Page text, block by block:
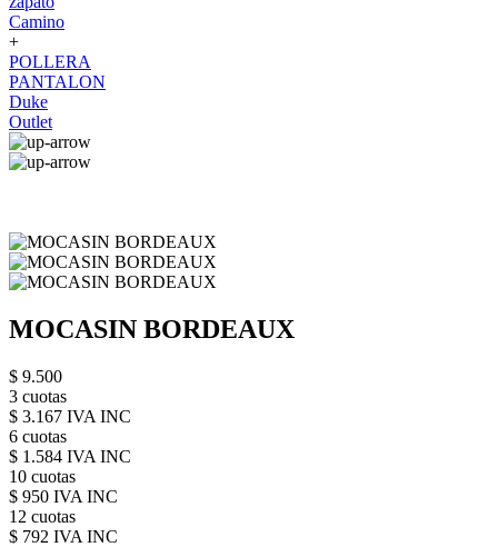
Camino
+
POLLERA
PANTALON
Duke
Outlet
MOCASIN BORDEAUX
$ 9.500
3 cuotas
$ 3.167 IVA INC
6 cuotas
$ 1.584 IVA INC
10 cuotas
$ 950 IVA INC
12 cuotas
$ 792 IVA INC